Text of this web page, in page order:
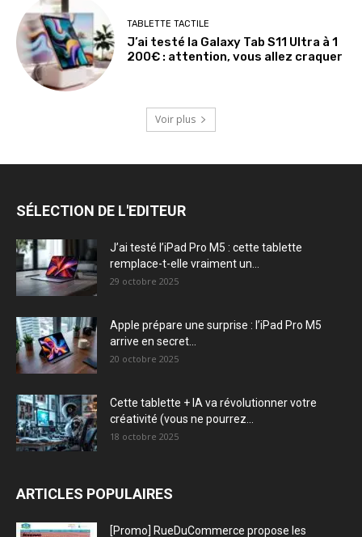
TABLETTE TACTILE
J’ai testé la Galaxy Tab S11 Ultra à 1
200€ : attention, vous allez craquer
Voir plus
SÉLECTION DE L'EDITEUR
J’ai testé l’iPad Pro M5 : cette tablette
remplace-t-elle vraiment un...
29 octobre 2025
Apple prépare une surprise : l’iPad Pro M5
arrive en secret...
20 octobre 2025
Cette tablette + IA va révolutionner votre
créativité (vous ne pourrez...
18 octobre 2025
ARTICLES POPULAIRES
[Promo] RueDuCommerce propose les